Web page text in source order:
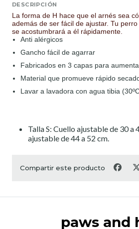
DESCRIPCIÓN
La forma de H hace que el arnés sea
además de ser fácil de ajustar. Tu
se acostumbrará a él rápidamente.
Anti alérgicos
Gancho fácil de agarrar
Fabricados en 3 capas para
Material que promueve rápido
Lavar a lavadora con agua tibia
Talla S: Cuello ajustable de 30 a
ajustable de 44 a 52 cm.
Compartir este producto
paws and